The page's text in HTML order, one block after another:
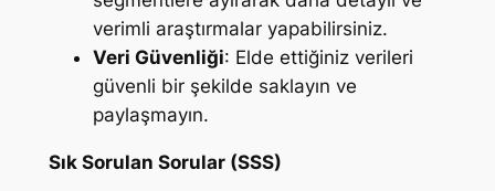
verimli araştırmalar yapabilirsiniz.
Veri Güvenliği: Elde ettiğiniz verileri
güvenli bir şekilde saklayın ve
paylaşmayın.
Sık Sorulan Sorular (SSS)